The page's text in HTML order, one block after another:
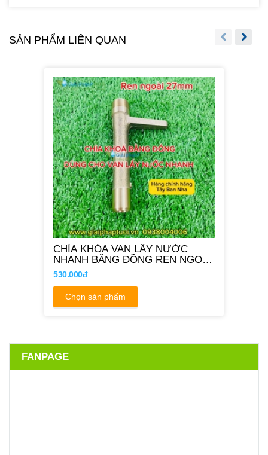
SẢN PHẨM LIÊN QUAN
CHÌA KHÓA VAN LẤY NƯỚC
NHANH BẰNG ĐỒNG REN NGOÀI
27MM
530.000đ
Chọn sản phẩm
FANPAGE